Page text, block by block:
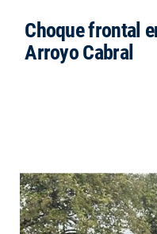
Choque frontal
Arroyo Cabral